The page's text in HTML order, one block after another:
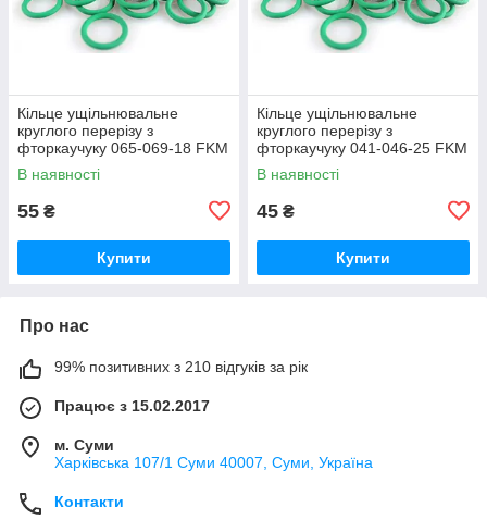
Кільце ущільнювальне
круглого перерізу з
фторкаучуку 065-069-18 FKM
зелене термостійке
В наявності
55 ₴
Купити
Кільце ущільнювальне
круглого перерізу з
фторкаучуку 041-046-25 FKM
зелене термостійке
В наявності
45 ₴
Купити
Про нас
99% позитивних з 210 відгуків за рік
Працює з 15.02.2017
м. Суми
Харківська 107/1 Суми 40007, Суми, Україна
Контакти